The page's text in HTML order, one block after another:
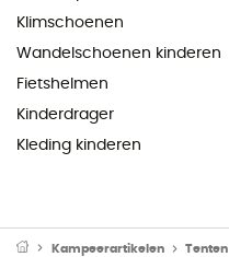
Klimschoenen
Wandelschoenen kinderen
Fietshelmen
Kinderdrager
Kleding kinderen
Kampeerartikelen Tenten